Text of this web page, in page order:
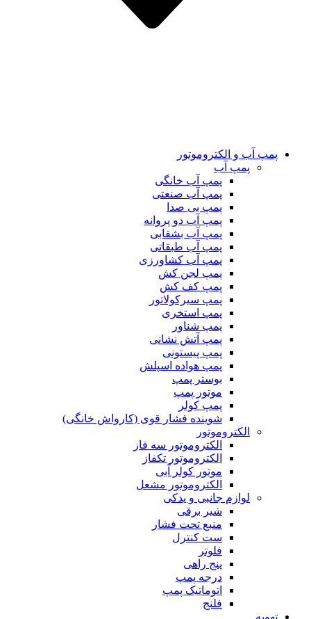
پمپ آب و الکتروموتور
پمپ آب
پمپ آب خانگی
پمپ آب صنعتی
پمپ بی صدا
پمپ آب دو پروانه
پمپ آب بشقابی
پمپ آب طبقاتی
پمپ آب کشاورزی
پمپ لجن کش
پمپ کف کش
پمپ سیرکولاتور
پمپ استخری
پمپ شناور
پمپ آتش نشانی
پمپ پیستونی
پمپ هواده اسپلش
بوستر پمپ
موتور پمپ
پمپ کولر
شوینده فشار قوی (کارواش خانگی)
الکتروموتور
الکتروموتور سه فاز
الکتروموتور تکفاز
موتور کولر آبی
الکتروموتور مشعل
لوازم جانبی و یدکی
شیر برقی
منبع تحت فشار
ست کنترل
فلوتر
پنج راهی
درجه پمپ
اتوماتیک پمپ
فلنج